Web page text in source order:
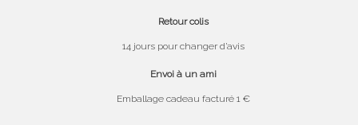
Retour colis
14 jours pour changer d’avis
Envoi à un ami
Emballage cadeau facturé 1 €